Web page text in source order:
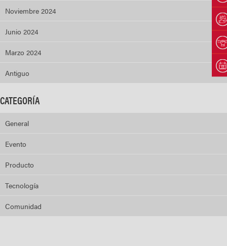
Noviembre 2024
Junio 2024
Marzo 2024
Antiguo
CATEGORÍA
General
Evento
Producto
Tecnología
Comunidad